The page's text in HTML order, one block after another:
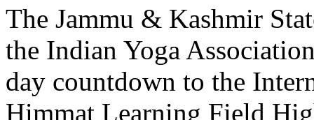
The Jammu & Kashmir
the Indian Yoga
day countdown to the
Himmat Learning Field